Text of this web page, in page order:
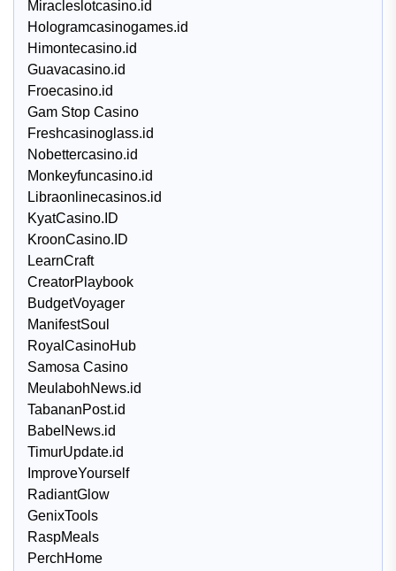
Miracleslotcasino.id
Hologramcasinogames.id
Himontecasino.id
Guavacasino.id
Froecasino.id
Gam Stop Casino
Freshcasinoglass.id
Nobettercasino.id
Monkeyfuncasino.id
Libraonlinecasinos.id
KyatCasino.ID
KroonCasino.ID
LearnCraft
CreatorPlaybook
BudgetVoyager
ManifestSoul
RoyalCasinoHub
Samosa Casino
MeulabohNews.id
TabananPost.id
BabelNews.id
TimurUpdate.id
ImproveYourself
RadiantGlow
GenixTools
RaspMeals
PerchHome